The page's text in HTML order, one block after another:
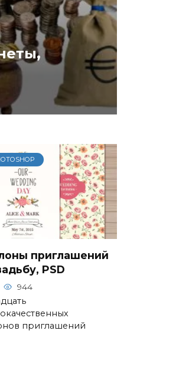
приглашений
PSD
944
приглашений